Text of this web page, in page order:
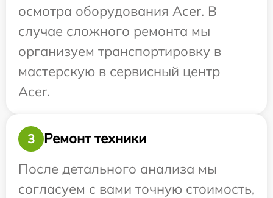
осмотра оборудования Acer. В
случае сложного ремонта мы
организуем транспортировку в
мастерскую в сервисный центр
Acer.
3
Ремонт техники
После детального анализа мы
согласуем с вами точную стоимость,